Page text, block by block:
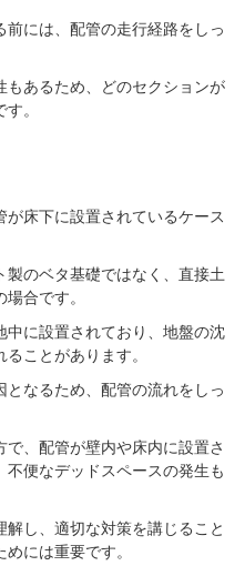
には、配管の走行経路をしっ
もあるため、どのセクションが
。
床下に設置されているケース
製のベタ基礎ではなく、直接土
合です。
中に設置されており、地盤の沈
ことがあります。
なるため、配管の流れをしっ
、配管が壁内や床内に設置さ
便なデッドスペースの発生も
し、適切な対策を講じること
には重要です。